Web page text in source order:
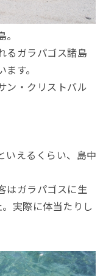
るガラパゴス諸島
す。
ン・クリストバル
いえるくらい、島中
はガラパゴスに生
実際に体当たりし